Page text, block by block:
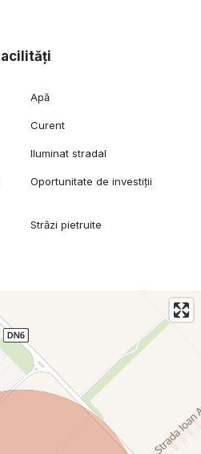
Apă
Curent
Iluminat stradal
Oportunitate de investiții
Străzi pietruite